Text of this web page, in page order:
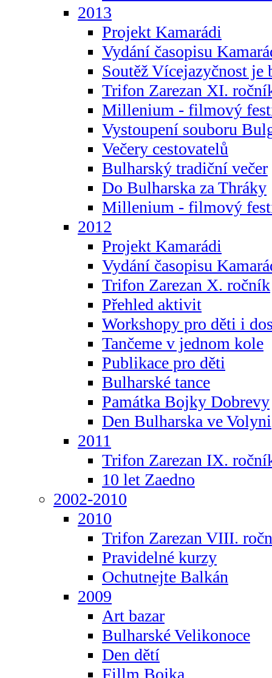
2013
Projekt Kamarádi
Vydání časopisu
Soutěž Vícejazyčnost je
Trifon Zarezan XI.
Millenium - filmový
Vystoupení souboru
Večery cestovatelů
Bulharský tradiční večer
Do Bulharska za Thráky
Millenium - filmový
2012
Projekt Kamarádi
Vydání časopisu
Trifon Zarezan X. ročník
Přehled aktivit
Workshopy pro děti i
Tančeme v jednom kole
Publikace pro děti
Bulharské tance
Památka Bojky Dobrevy
Den Bulharska ve Volyni
2011
Trifon Zarezan IX.
10 let Zaedno
2002-2010
2010
Trifon Zarezan VIII.
Pravidelné kurzy
Ochutnejte Balkán
2009
Art bazar
Bulharské Velikonoce
Den dětí